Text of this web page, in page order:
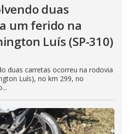
duas
um ferido na
Luís (SP-310)
duas carretas ocorreu na rodovia
Luís), no km 299, no